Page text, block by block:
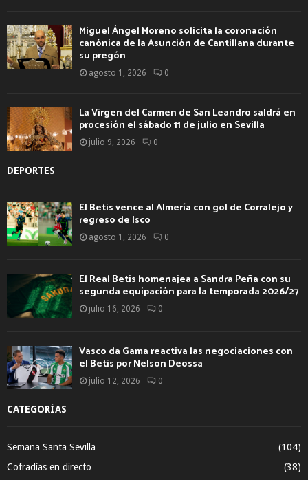
Miguel Ángel Moreno solicita la coronación
canónica de la Asunción de Cantillana durante
su pregón
agosto 1, 2026 0
La Virgen del Carmen de San Leandro saldrá en
procesión el sábado 11 de julio en Sevilla
julio 9, 2026 0
DEPORTES
El Betis vence al Almería con gol de Corralejo y
regreso de Isco
agosto 1, 2026 0
El Real Betis homenajea a Sandra Peña con su
segunda equipación para la temporada 2026/27
julio 16, 2026 0
Vasco da Gama reactiva las negociaciones con
el Betis por Nelson Deossa
julio 12, 2026 0
CATEGORÍAS
Semana Santa Sevilla
(104)
Cofradías en directo
(38)